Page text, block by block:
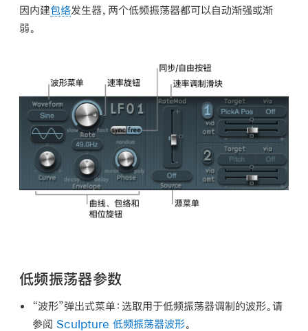
因内建包络发生器，两个低频振荡器都可以自动渐强或渐
弱。
低频振荡器参数
“波形”弹出式菜单： 选取用于低频振荡器调制的波形。请
参阅 Sculpture 低频振荡器波形。